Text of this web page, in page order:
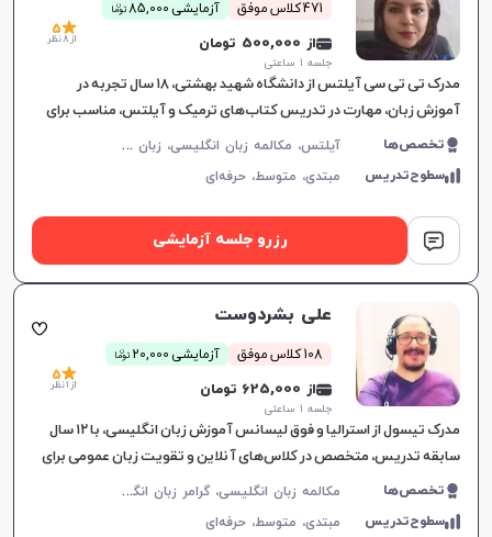
471 کلاس موفق آزمایشی 85,000 توما
ن
از 500,000 تومان
جلسه ۱ ساعتی
5
از 8 نظر
مدرک تی تی سی آیلتس از دانشگاه شهید بهشتی، ۱۸ سال تجربه در
آموزش زبان، مهارت در تدریس کتاب‌های ترمیک و آیلتس، مناسب برای
تمام سطوح، بهبود سریع در یادگیری.
تخصص‌ها آ
یلتس، مکالمه زبان انگلیسی، زبان انگلیسی عمومی، گرامر زبان انگلیسی، زبان انگلیسی تجاری، زبان انگلیسی آمریکایی، زبان انگلیسی کنکور سراسری، زبان انگلیسی کنکور کاردانی، زبان انگلیسی کنکور ارشد، زبان انگلیسی کنکور دکتری، زبان انگلیسی هفتم دبیرستان، زبان انگلیسی هشتم دبیرستان، زبان انگلیسی نهم دبیرستان، زبان انگلیسی دهم دبیرستان، زبان انگلیسی یازدهم دبیرستان، زبان انگلیسی دوازدهم دبیرستان، تافل، جی آر ای، دولینگو، تولیمو
سطوح‌تدریس مبتدی، متوسط،حرفه‌ای
رزرو جلسه آزمایشی
علی بشردوست
108 کلاس موفق آزمایشی 20,000 توما
ن
از 625,000 تومان
جلسه ۱ ساعتی
5
از 1 نظر
مدرک تیسول از استرالیا و فوق لیسانس آموزش زبان انگلیسی، با ۱۲ سال
سابقه تدریس، متخصص در کلاس‌های آنلاین و تقویت زبان عمومی برای
تمام سطوح، یادگیری موثر را تضمین می‌کند.
تخصص‌ها م
کالمه زبان انگلیسی، گرامر زبان انگلیسی، زبان انگلیسی تجاری، زبان انگلیسی آمریکایی
سطوح‌تدریس مبتدی، متوسط،حرفه‌ای